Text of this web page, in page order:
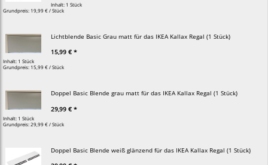
Inhalt: 1 Stück
Grundpreis: 19,99 € / Stück
Lichtblende Basic Grau matt für das IKEA Kallax Regal (1 Stück)
15,99 € *
Inhalt: 1 Stück
Grundpreis: 15,99 € / Stück
Doppel Basic Blende grau matt für das IKEA Kallax Regal (1 Stück)
29,99 € *
Inhalt: 1 Stück
Grundpreis:29,99 € / Stück
Doppel Basic Blende weiß glänzend für das IKEA Kallax Regal (1 Stück)